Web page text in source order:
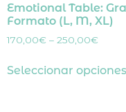
Emotional Table:
Formato (L, M, XL)
170,00€ – 250,00€
Seleccionar opciones